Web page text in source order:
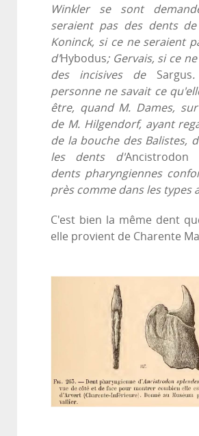
Winkler se sont
seraient pas des dents
Koninck, si ce ne seraient
d'Hybodus; Gervais, si ce
des incisives de Sargus.
personne ne savait ce
être, quand M. Dames,
de M. Hilgendorf, ayant
de la bouche des Balistes,
les dents d'Ancistrodon
dents pharyngiennes
près comme dans les types
C'est bien la même dent
elle provient de Charente